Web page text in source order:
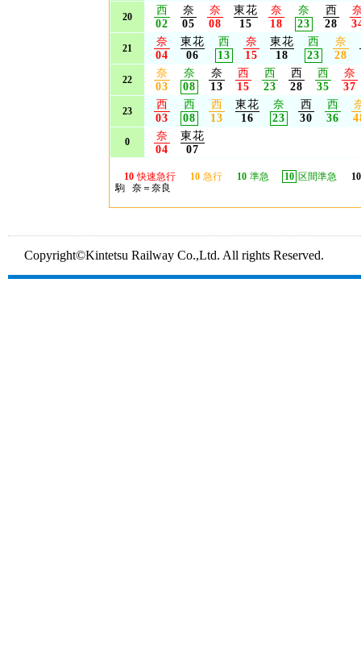
20
西
02
奈
05
奈
08
東花
15
奈
18
奈
23
西
28
21
奈
04
東花
06
西
13
奈
15
東花
18
西
23
奈
28
22
奈
03
奈
08
奈
13
西
15
西
23
西
28
西
35
奈
37
23
西
03
西
08
西
13
東花
16
奈
23
西
30
西
36
0
奈
04
東花
07
10 快速急行 10 急行 10 準急 10 区間準急
10
駒 奈＝奈良